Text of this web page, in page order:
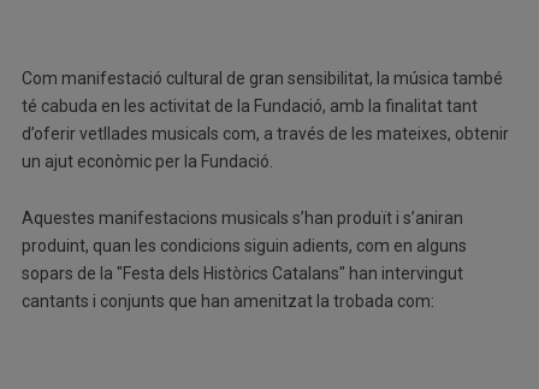
Com manifestació cultural de gran sensibilitat, la música també
té cabuda en les activitat de la Fundació, amb la finalitat tant
d’oferir vetllades musicals com, a través de les mateixes, obtenir
un ajut econòmic per la Fundació.
Aquestes manifestacions musicals s’han produït i s’aniran
produint, quan les condicions siguin adients, com en alguns
sopars de la "Festa dels Històrics Catalans" han intervingut
cantants i conjunts que han amenitzat la trobada com: